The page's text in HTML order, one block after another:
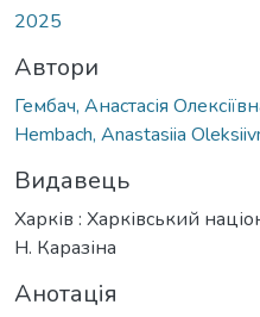
2025
Автори
Гембач, Анастасія
Hembach, Anastasiia
Видавець
Харків : Харківський
Н. Каразіна
Анотація